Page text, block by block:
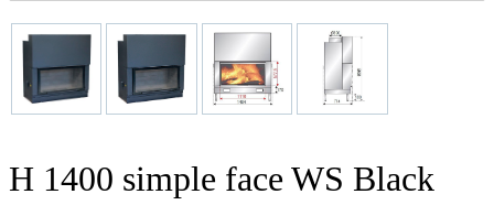
H 1400 simple face WS Black